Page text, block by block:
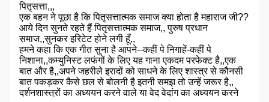
पितृसत्ता,,,
एक बहन ने पूछा है कि पितृसत्तात्मक समाज क्या होता है महाराज जी??
आये दिन सुनते रहते हैं पितृसत्तात्मक समाज,, पुरुष प्रधान
समाज,,सुनकर इरिटेट होने लगी हूँ,,
हमने कहा कि एक गीत सुना है आपने--कहीं पे निगाहें-कहीं पे
निशाना,,कम्युनिस्ट लफंगों के लिए यह गाना एकदम परफेक्ट है,,एक
बात और है,,अपने जहरीले इरादों को साधने के लिए शास्त्र से कौनसी
बात पकड़कर कैसे छल से बोलनी है इतनी समझ तो उन्हें जरूर है,,
दर्शनशास्त्रों का अध्ययन करने वाले या वेद वेदांग का अध्ययन करने